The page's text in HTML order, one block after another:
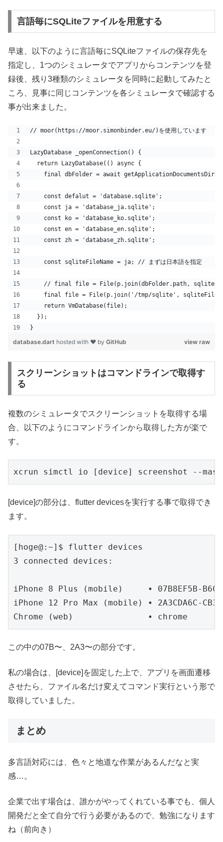
言語毎にSQLiteファイルを用意する
早速、以下のように言語毎にSQLiteファイルの保存先を
指定し、1つのシミュレータでアプリからコンテンツを登
録後、残り3種類のシミュレータを同時に起動してみたと
ころ、見事に同じコンテンツを各シミュレータで確認する
事が出来ました。
// moor(https://moor.simonbinder.eu/)を使用しています
LazyDatabase _openConnection() {
  return LazyDatabase(() async {
final dbFolder = await
    const defalut = 'database.sqlite';
    const ja = 'database_ja.sqlite';
    const ko = 'database_ko.sqlite';
    const en = 'database_en.sqlite';
    const zh = 'database_zh.sqlite';
    const sqliteFileName = ja; // まずは日本語を指定
// final file = File(p.join(dbFolder.path,
final file = File(p.join('/tmp/sqlite',
    return VmDatabase(file);
  });
}
view raw
database.dart hosted with ❤ by GitHub
スクリーンショットはコマンドラインで取得す
る
複数のシミュレータでスクリーンショットを取得する場
合、以下のようにコマンドラインから取得した方が楽で
す。
xcrun simctl io [device] screenshot --mask
[device]の部分は、flutter devicesを実行する事で取得でき
ます。
[hoge@:~]$ flutter devices
3 connected devices:
iPhone 8 Plus (mobile)     • 07B8EF5B-
iPhone 12 Pro Max (mobile) • 2A3CDA6C-
Chrome (web)               • chrome
この中の07B〜、2A3〜の部分です。
私の場合は、[device]を固定した上で、アプリを画面遷移
させたら、ファイル名だけ変えてコマンド実行という形で
取得していました。
まとめ
多言語対応には、色々と地道な作業があるんだなと実
感…。
企業で出す場合は、誰かがやってくれている事でも、個人
開発だと全て自分で行う必要があるので、勉強になります
ね（前向き）